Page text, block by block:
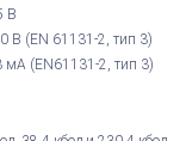
В
В (EN 61131-2, тип 3)
мА (EN61131-2, тип 3)